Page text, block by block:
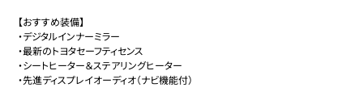
【おすすめ装備】
・デジタルインナーミラー
・最新のトヨタセーフティセンス
・シートヒーター＆ステアリングヒーター
・先進ディスプレイオーディオ（ナビ機能付）